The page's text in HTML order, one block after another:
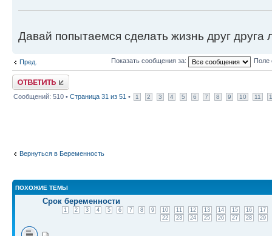
Давай попытаемся сделать жизнь друг друга
Пред. Показать сообщения за: Поле
Ответить
Сообщений: 510 • Страница 31 из 51 • 1 2 3 4 5 6 7 8 9 10 11
Вернуться в Беременность
ПОХОЖИЕ ТЕМЫ
Срок беременности
1 2 3 4 5 6 7 8 9 10 11 12 13 14 15 16
17
22
23 24 25 26 27 28 29